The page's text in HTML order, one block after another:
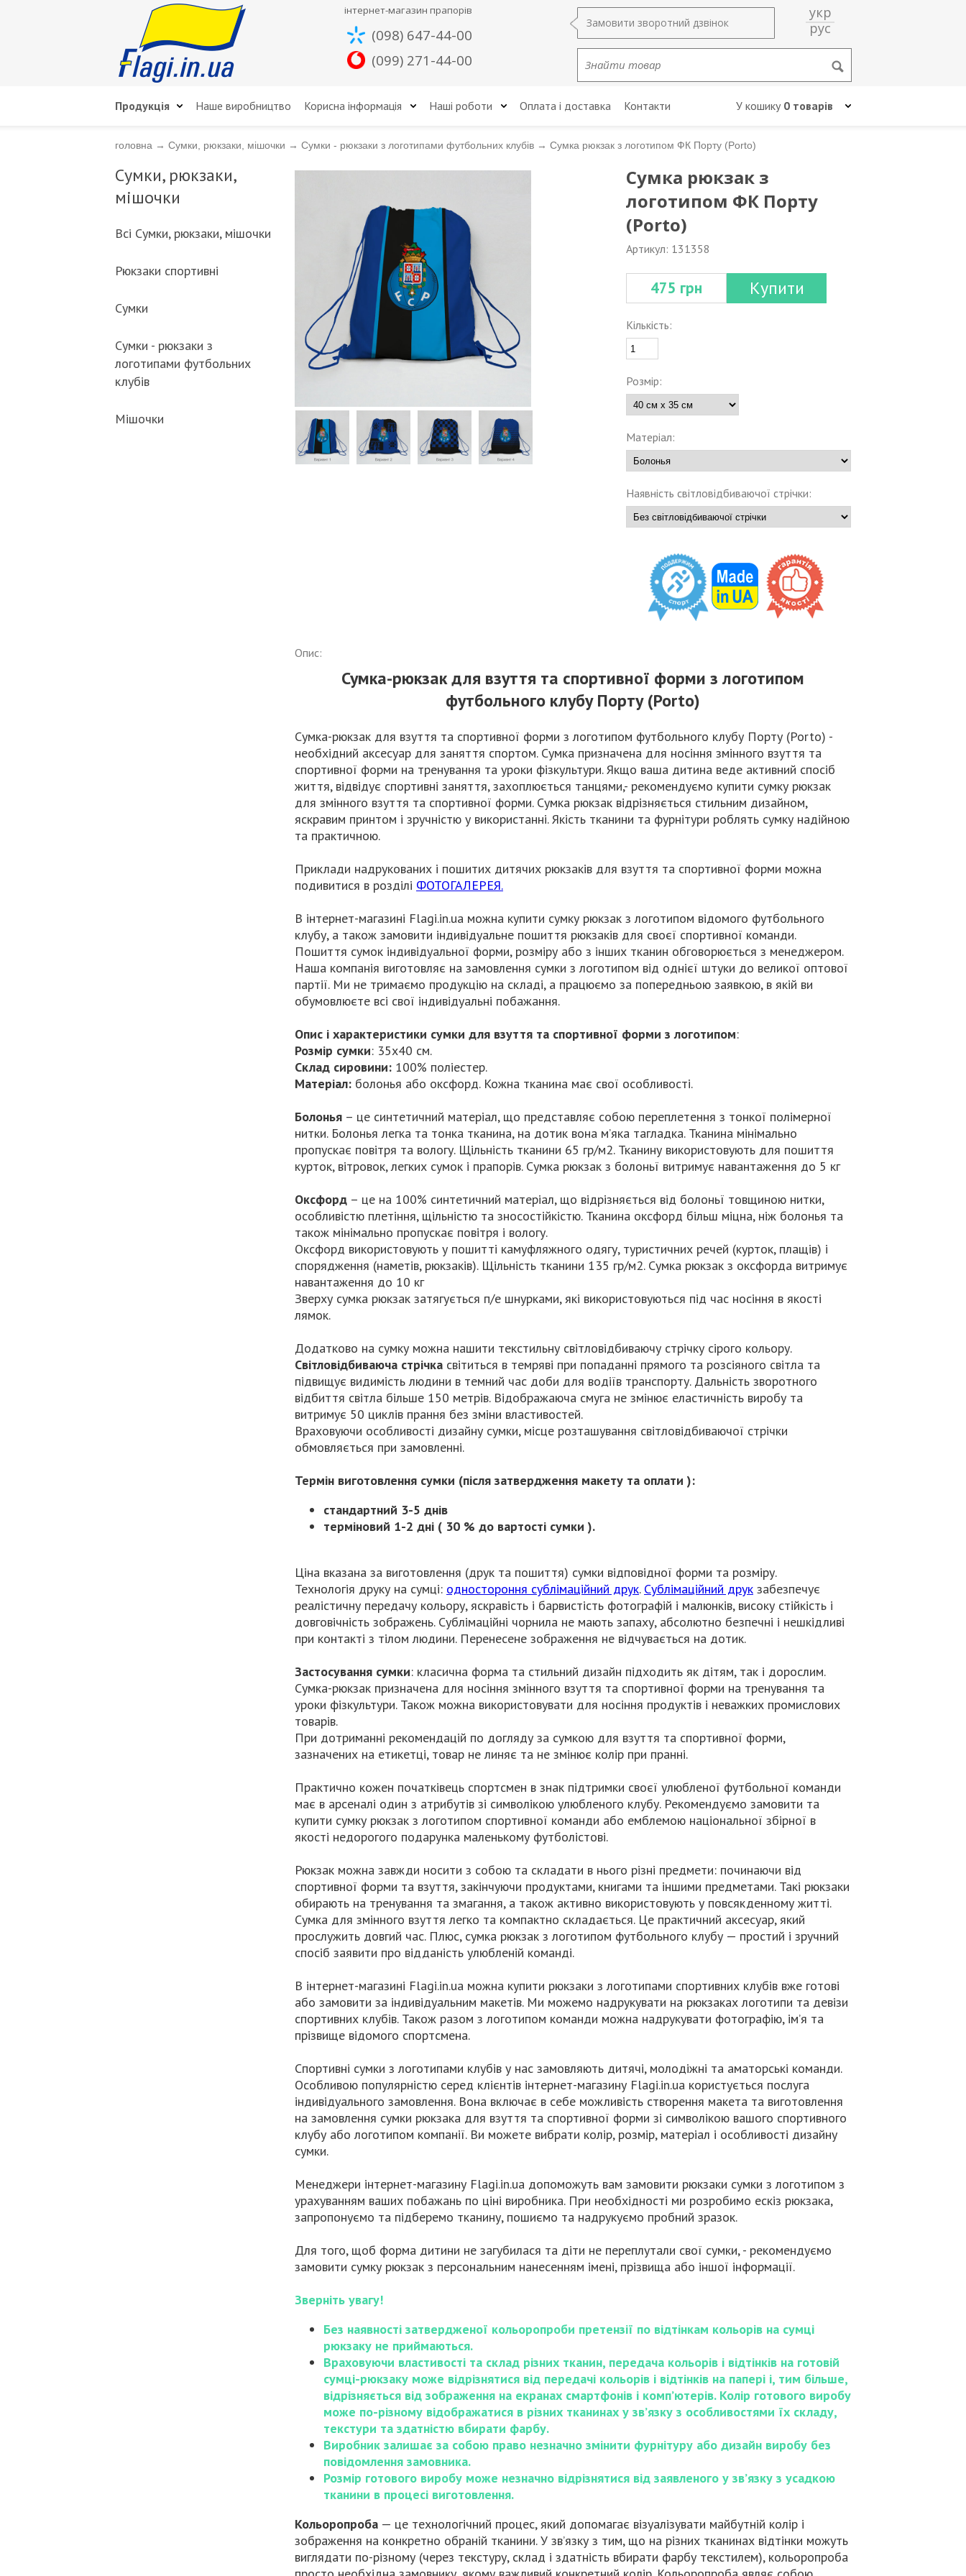
інтернет-магазин прапорів
(098) 647-44-00
(099) 271-44-00
Замовити зворотний дзвінок
укр
рус
Продукція Наше виробництво Корисна інформація Наші роботи Оплата і доставка Контакти У кошику 0 товарів
головна → Сумки, рюкзаки, мішочки → Сумки - рюкзаки з логотипами футбольних клубів → Сумка рюкзак з логотипом ФК Порту (Porto)
Сумки, рюкзаки,
мішочки
Всі Сумки, рюкзаки, мішочки
Рюкзаки спортивні
Сумки
Сумки - рюкзаки з
логотипами футбольних
клубів
Мішочки
Сумка рюкзак з
логотипом ФК Порту
(Porto)
Артикул: 131358
475 грн Купити
Кількість:
Розмір:
Матеріал:
Наявність світловідбиваючої стрічки:
Опис:
Сумка-рюкзак для взуття та спортивної форми з логотипом
футбольного клубу Порту (Porto)
Сумка-рюкзак для взуття та спортивної форми з логотипом футбольного клубу Порту (Porto) -
необхідний аксесуар для заняття спортом. Сумка призначена для носіння змінного взуття та
спортивної форми на тренування та уроки фізкультури. Якщо ваша дитина веде активний спосіб
життя, відвідує спортивні заняття, захоплюється танцями,- рекомендуємо купити сумку рюкзак
для змінного взуття та спортивної форми. Сумка рюкзак відрізняється стильним дизайном,
яскравим принтом і зручністю у використанні. Якість тканини та фурнітури роблять сумку надійною
та практичною.
Приклади надрукованих і пошитих дитячих рюкзаків для взуття та спортивної форми можна
подивитися в розділі ФОТОГАЛЕРЕЯ.
В інтернет-магазині Flagi.in.ua можна купити сумку рюкзак з логотипом відомого футбольного
клубу, а також замовити індивідуальне пошиття рюкзаків для своєї спортивної команди.
Пошиття сумок індивідуальної форми, розміру або з інших тканин обговорюється з менеджером.
Наша компанія виготовляє на замовлення сумки з логотипом від однієї штуки до великої оптової
партії. Ми не тримаємо продукцію на складі, а працюємо за попередньою заявкою, в якій ви
обумовлюєте всі свої індивідуальні побажання.
Опис і характеристики сумки для взуття та спортивної форми з логотипом:
Розмір сумки: 35х40 см.
Склад сировини: 100% поліестер.
Матеріал: болонья або оксфорд. Кожна тканина має свої особливості.
Болонья – це синтетичний матеріал, що представляє собою переплетення з тонкої полімерної
нитки. Болонья легка та тонка тканина, на дотик вона м’яка тагладка. Тканина мінімально
пропускає повітря та вологу. Щільність тканини 65 гр/м2. Тканину використовують для пошиття
курток, вітровок, легких сумок і прапорів. Сумка рюкзак з болоньї витримує навантаження до 5 кг
Оксфорд – це на 100% синтетичний матеріал, що відрізняється від болоньї товщиною нитки,
особливістю плетіння, щільністю та зносостійкістю. Тканина оксфорд більш міцна, ніж болонья та
також мінімально пропускає повітря і вологу.
Оксфорд використовують у пошитті камуфляжного одягу, туристичних речей (курток, плащів) і
спорядження (наметів, рюкзаків). Щільність тканини 135 гр/м2. Сумка рюкзак з оксфорда витримує
навантаження до 10 кг
Зверху сумка рюкзак затягується п/е шнурками, які використовуються під час носіння в якості
лямок.
Додатково на сумку можна нашити текстильну світловідбиваючу стрічку сірого кольору.
Світловідбиваюча стрічка світиться в темряві при попаданні прямого та розсіяного світла та
підвищує видимість людини в темний час доби для водіїв транспорту. Дальність зворотного
відбиття світла більше 150 метрів. Відображаюча смуга не змінює еластичність виробу та
витримує 50 циклів прання без зміни властивостей.
Враховуючи особливості дизайну сумки, місце розташування світловідбиваючої стрічки
обмовляється при замовленні.
Термін виготовлення сумки (після затвердження макету та оплати ):
стандартний 3-5 днів
терміновий 1-2 дні ( 30 % до вартості сумки ).
Ціна вказана за виготовлення (друк та пошиття) сумки відповідної форми та розміру.
Технологія друку на сумці: одностороння сублімаційний друк. Сублімаційний друк забезпечує
реалістичну передачу кольору, яскравість і барвистість фотографій і малюнків, високу стійкість і
довговічність зображень. Сублімаційні чорнила не мають запаху, абсолютно безпечні і нешкідливі
при контакті з тілом людини. Перенесене зображення не відчувається на дотик.
Застосування сумки: класична форма та стильний дизайн підходить як дітям, так і дорослим.
Сумка-рюкзак призначена для носіння змінного взуття та спортивної форми на тренування та
уроки фізкультури. Також можна використовувати для носіння продуктів і неважких промислових
товарів.
При дотриманні рекомендацій по догляду за сумкою для взуття та спортивної форми,
зазначених на етикетці, товар не линяє та не змінює колір при пранні.
Практично кожен початківець спортсмен в знак підтримки своєї улюбленої футбольної команди
має в арсеналі один з атрибутів зі символікою улюбленого клубу. Рекомендуємо замовити та
купити сумку рюкзак з логотипом спортивної команди або емблемою національної збірної в
якості недорогого подарунка маленькому футболістові.
Рюкзак можна завжди носити з собою та складати в нього різні предмети: починаючи від
спортивної форми та взуття, закінчуючи продуктами, книгами та іншими предметами. Такі рюкзаки
обирають на тренування та змагання, а також активно використовують у повсякденному житті.
Сумка для змінного взуття легко та компактно складається. Це практичний аксесуар, який
прослужить довгий час. Плюс, сумка рюкзак з логотипом футбольного клубу — простий і зручний
спосіб заявити про відданість улюбленій команді.
В інтернет-магазині Flagi.in.ua можна купити рюкзаки з логотипами спортивних клубів вже готові
або замовити за індивідуальним макетів. Ми можемо надрукувати на рюкзаках логотипи та девізи
спортивних клубів. Також разом з логотипом команди можна надрукувати фотографію, ім’я та
прізвище відомого спортсмена.
Спортивні сумки з логотипами клубів у нас замовляють дитячі, молодіжні та аматорські команди.
Особливою популярністю серед клієнтів інтернет-магазину Flagi.in.ua користується послуга
індивідуального замовлення. Вона включає в себе можливість створення макета та виготовлення
на замовлення сумки рюкзака для взуття та спортивної форми зі символікою вашого спортивного
клубу або логотипом компанії. Ви можете вибрати колір, розмір, матеріал і особливості дизайну
сумки.
Менеджери інтернет-магазину Flagi.in.ua допоможуть вам замовити рюкзаки сумки з логотипом з
урахуванням ваших побажань по ціні виробника. При необхідності ми розробимо ескіз рюкзака,
запропонуємо та підберемо тканину, пошиємо та надрукуємо пробний зразок.
Для того, щоб форма дитини не загубилася та діти не переплутали свої сумки, - рекомендуємо
замовити сумку рюкзак з персональним нанесенням імені, прізвища або іншої інформації.
Зверніть увагу!
Без наявності затвердженої кольоропроби претензії по відтінкам кольорів на сумці
рюкзаку не приймаються.
Враховуючи властивості та склад різних тканин, передача кольорів і відтінків на готовій
сумці-рюкзаку може відрізнятися від передачі кольорів і відтінків на папері і, тим більше,
відрізняється від зображення на екранах смартфонів і комп’ютерів. Колір готового виробу
може по-різному відображатися в різних тканинах у зв’язку з особливостями їх складу,
текстури та здатністю вбирати фарбу.
Виробник залишає за собою право незначно змінити фурнітуру або дизайн виробу без
повідомлення замовника.
Розмір готового виробу може незначно відрізнятися від заявленого у зв’язку з усадкою
тканини в процесі виготовлення.
Кольоропроба — це технологічний процес, який допомагає візуалізувати майбутній колір і
зображення на конкретно обраній тканини. У зв’язку з тим, що на різних тканинах відтінки можуть
виглядати по-різному (через текстуру, склад і здатність вбирати фарбу текстилем), кольоропроба